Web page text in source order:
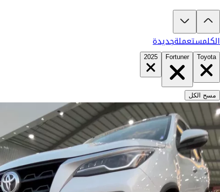
تبغى تشتري تويوتا فورتشنر 2025؟
الكلمستعملةجديدة
Toyota
Fortuner
2025
مسح الكل